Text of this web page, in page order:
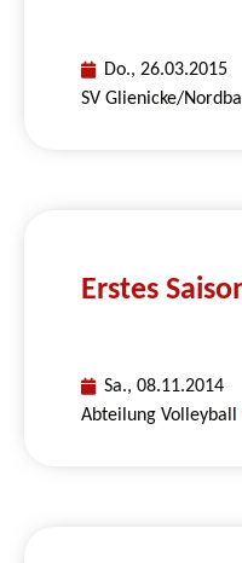
Do., 26.03.2015
SV Glienicke/
Erstes
Sa., 08.11.2014
Abteilung Volleyball